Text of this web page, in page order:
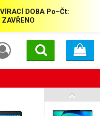
DOBA Po–Čt: